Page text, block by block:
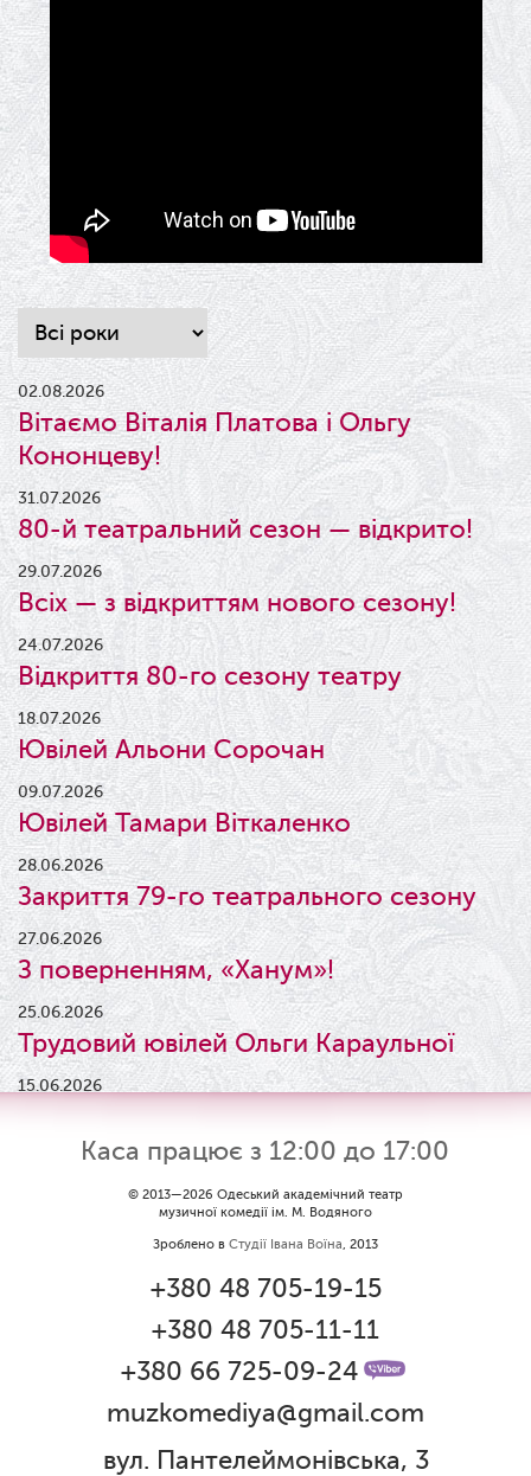
02.08.2026
Вітаємо Віталія Платова і Ольгу
Кононцеву!
31.07.2026
80-й театральний сезон — відкрито!
29.07.2026
Всіх — з відкриттям нового сезону!
24.07.2026
Відкриття 80-го сезону театру
18.07.2026
Ювілей Альони Сорочан
09.07.2026
Ювілей Тамари Віткаленко
28.06.2026
Закриття 79-го театрального сезону
27.06.2026
З поверненням, «Ханум»!
25.06.2026
Трудовий ювілей Ольги Караульної
15.06.2026
Результати конкурсу
09.06.2026
Вітаємо Ірину Візіренко з
народженням дівчинки!
Дякуємо за свято!
Графік роботи каси 1 червня
Ювілей Олени Редько
Каса працює з 12:00 до 17:00
© 2013—2026 Одеський академічний театр
музичної комедії ім. М. Водяного
Зроблено в Студії Івана Воїна, 2013
+380 48 705-19-15
+380 48 705-11-11
+380 66 725-09-24
muzkomediya@gmail.com
вул. Пантелеймонівська, 3